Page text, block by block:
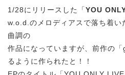
1/28にリリースした「YOU
w.o.d.のメロディアスで落ち着い
曲調の
作品になっていますが、前作の
るように作られたと！！